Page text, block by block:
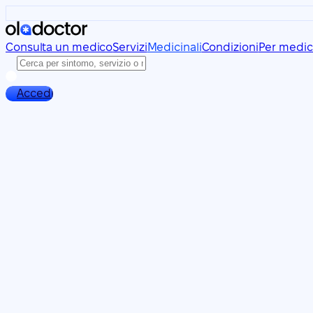
Consulta un medicoServiziMedicinaliCondizioniPer
Accedi